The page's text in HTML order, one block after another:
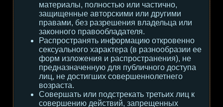
материалы, полностью или частично,
защищенные авторскими или другими
правами, без разрешения владельца или
законного правообладателя.
Распространять информацию откровенно
сексуального характера (в разнообразии ее
форм изложения и распространения), не
предназначенную для публичного доступа
лиц, не достигших совершеннолетнего
возраста.
Совершать или подстрекать третьих лиц к
совершению действий, запрещенных